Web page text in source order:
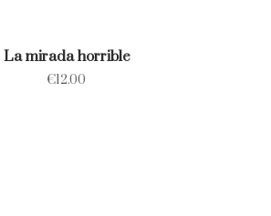
La mirada horrible
€12.00